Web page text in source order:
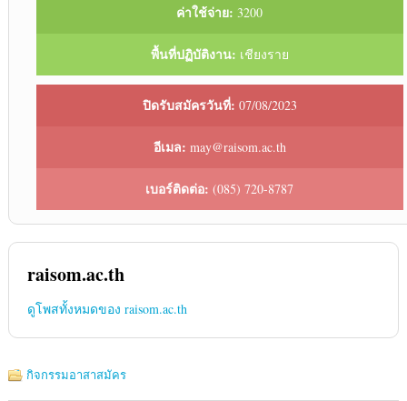
ค่าใช้จ่าย: 3200
พื้นที่ปฏิบัติงาน: เชียงราย
ปิดรับสมัครวันที่: 07/08/2023
อีเมล: may@raisom.ac.th
เบอร์ติดต่อ: (085) 720-8787
raisom.ac.th
ดูโพสทั้งหมดของ raisom.ac.th
กิจกรรมอาสาสมัคร